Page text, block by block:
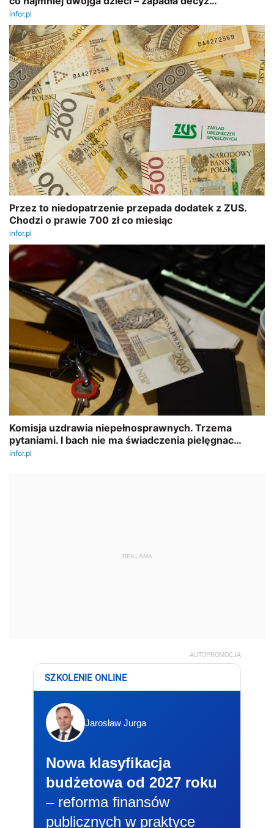
REKLAMA
AUTOPROMOCJA
SZKOLENIE ONLINE
Jarosław Jurga
Nowa klasyfikacja
budżetowa od 2027 roku
– reforma finansów
publicznych w praktyce